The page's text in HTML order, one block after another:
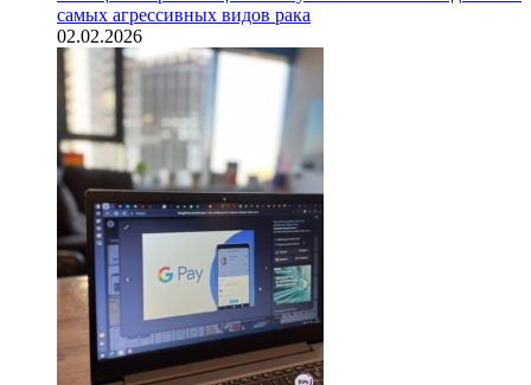
самых агрессивных видов рака
02.02.2026